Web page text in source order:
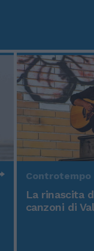
Controtempo
La rinascita
canzoni di